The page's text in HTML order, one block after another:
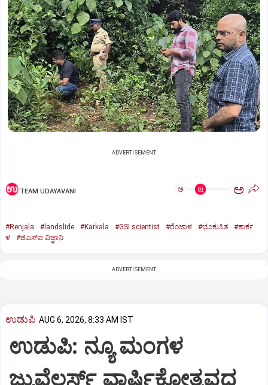
ADVERTISEMENT
TEAM UDAYAVANI ಅ ಅ
#Renjala #landslide #Karkala #GSI scientist #ರೆಂಜಾಳ #ಭೂಕುಸಿತ
#ಕಾರ್ಕ
ಳ
#ಜಿಎಸ್‌ಐ ವಿಜ್ಞಾನಿ
ADVERTISEMENT
ಉಡುಪಿ AUG 6, 2026, 8:33 AM IST
ಉಡುಪಿ: ನ್ಯೂ ಮಂಗಳ
ಜ್ಯುವೆಲ್ಲರ್ಸ್ ವಾರ್ಷಿಕೋತ್ಸವದ